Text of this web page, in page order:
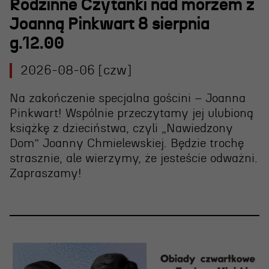
Spektakle wyjazdowe
Sponsorzy
Kontakt & Zespół
Edukacja
Wydarzenia
Oferta edukacyjna
Rodzinne Czytanki nad morzem z
Joanną Pinkwart 8 sierpnia
g.12.00
2026-08-06 [czw]
Na zakończenie specjalna gościni – Joanna
Pinkwart! Wspólnie przeczytamy jej ulubioną
książkę z dzieciństwa, czyli „Nawiedzony
Dom” Joanny Chmielewskiej. Będzie trochę
strasznie, ale wierzymy, że jesteście odważni.
Zapraszamy!